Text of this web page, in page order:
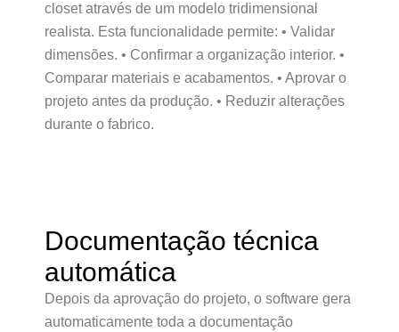
closet através de um modelo tridimensional
realista. Esta funcionalidade permite: • Validar
dimensões. • Confirmar a organização interior. •
Comparar materiais e acabamentos. • Aprovar o
projeto antes da produção. • Reduzir alterações
durante o fabrico.
Documentação técnica
automática
Depois da aprovação do projeto, o software gera
automaticamente toda a documentação